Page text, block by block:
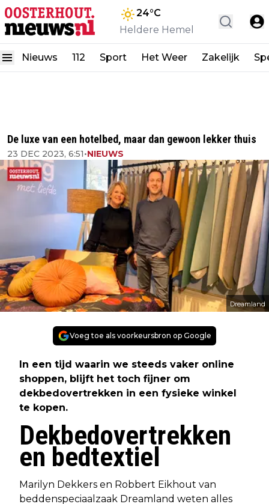
24°C
Heldere Hemel
Nieuws 112 Sport Het Weer Zakelijk
De luxe van een hotelbed, maar dan gewoon lekker thuis
23 DEC 2023, 6:51•NIEUWS
Dreamland
Voeg toe als voorkeursbron op Google
In een tijd waarin we steeds vaker online
shoppen, blijft het toch fijner om
dekbedovertrekken in een fysieke winkel
te kopen.
Dekbedovertrekken
en bedtextiel
Marilyn Dekkers en Robbert Eikhout van
beddenspeciaalzaak Dreamland weten alles